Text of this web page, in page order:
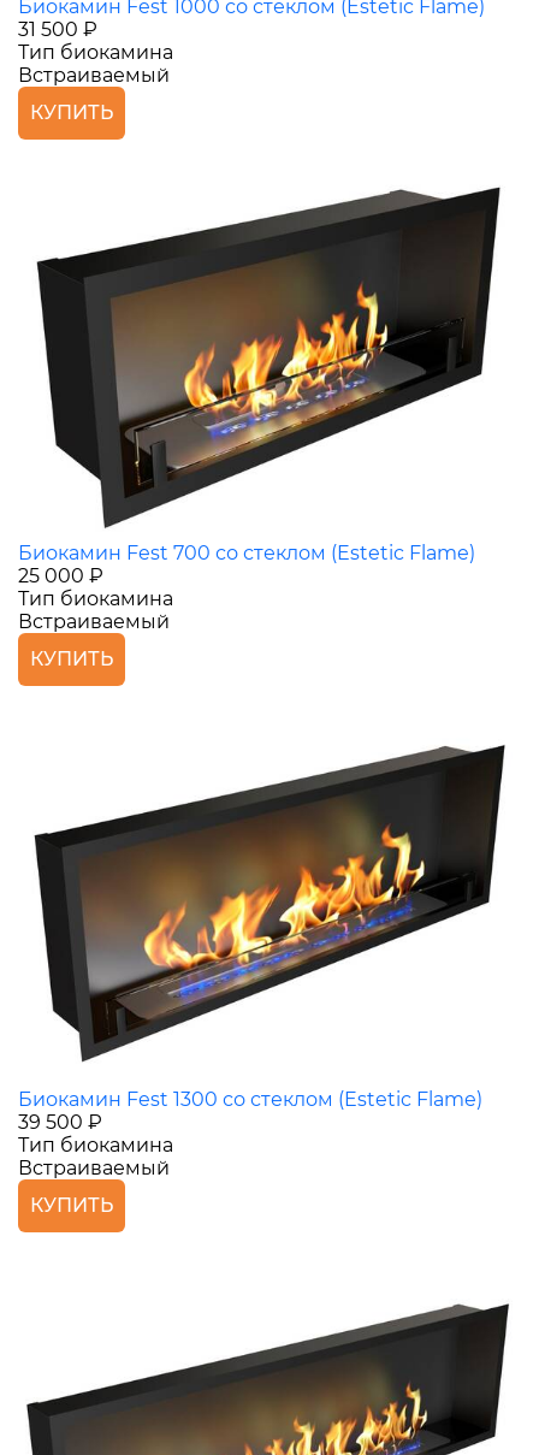
Биокамин Fest 1000 со стеклом (Estetic Flame)
31 500 ₽
Тип биокамина
Встраиваемый
КУПИТЬ
Биокамин Fest 700 со стеклом (Estetic Flame)
25 000 ₽
Тип биокамина
Встраиваемый
КУПИТЬ
Биокамин Fest 1300 со стеклом (Estetic Flame)
39 500 ₽
Тип биокамина
Встраиваемый
КУПИТЬ